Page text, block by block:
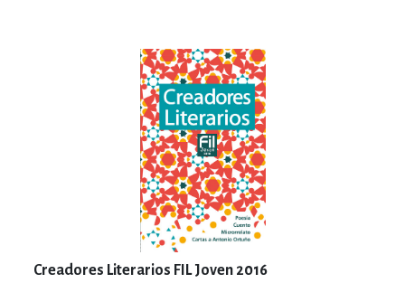
Creadores Literarios FIL Joven 2016